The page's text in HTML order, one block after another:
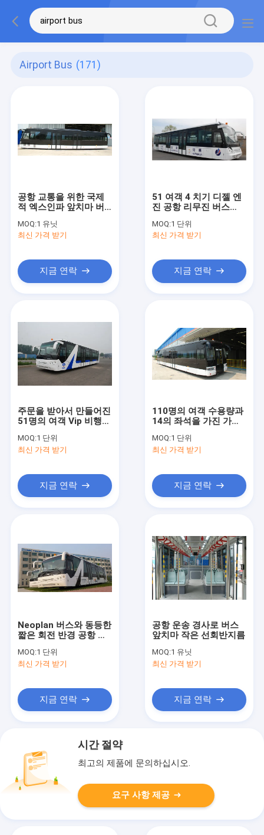
Airport Bus (171)
공항 교통을 위한 국제
적 엑스인파 앞치마 버
MOQ:1 유닛
최신 가격 받기
지금 연락
51 여객 4 치기 디젤 엔
진 공항 리무진 버스
MOQ:1 단위
최신 가격 받기
지금 연락
주문을 받아서 만들어진
51명의 여객 Vip 비행장
10600mm×2700mm×3170mm
MOQ:1 단위
최신 가격 받기
지금 연락
110명의 여객 수용량과
14의 좌석을 가진 가득
항 앞치마 버스
MOQ:1 단위
최신 가격 받기
지금 연락
Neoplan 버스와 동등한
짧은 회전 반경 공항 리
MOQ:1 단위
최신 가격 받기
지금 연락
공항 운송 경사로 버스
앞치마 작은 선회반지름
MOQ:1 유닛
최신 가격 받기
지금 연락
시간 절약
최고의 제품에 문의하십시오.
요구 사항 제공